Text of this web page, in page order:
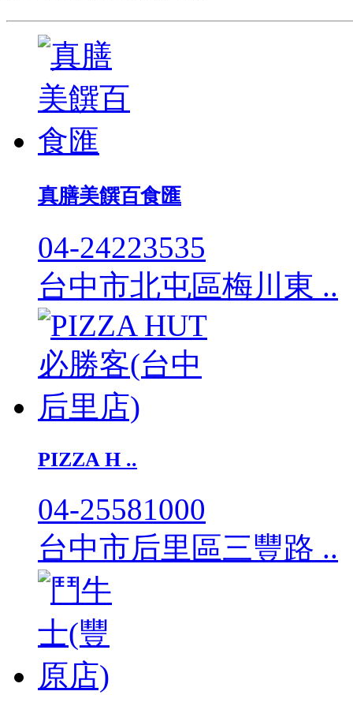
真膳美饌百食匯
04-24223535
台中市北屯區梅川東 ..
PIZZA H ..
04-25581000
台中市后里區三豐路 ..